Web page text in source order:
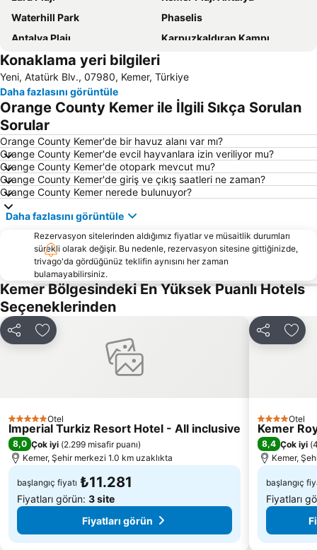
Waterhill Park
Phaselis
Antalya Plajı
Karpuzkaldıran Kampı
Kemer Merkez Batı Halk Plajı
Antalya Fuar Merkezi
Setur Antalya Marina
Ayışığı Plajı
Gazipaşa Öğretmenevi Plajı
Akdeniz Üniversitesi Tıp Fakültesi
Kaya Eagles Golf Club
Murat Paşa Cami
Tekirova Beach
Kemer Marina Antalya
Akseki
Adalet Sarayı
Düden Şelalesi
Antalya Akvaryum
Turist Plajı
Saklıkent Ski Resort
Lara Dido Plajı
Göynük kanyonu
ForFun
Beldibi Atatürk Parkı Halk Plajı 50th International Antalya Golden Orange Film Festival
Ayışığı Plajı
Çarşı Kemer
Mardan Spor Kompleksi
Migros
Antalya Müzesi
Plaj Cafe
Konaklama yeri bilgileri
Yeni, Atatürk Blv., 07980, Kemer, Türkiye
Daha fazlasını görüntüle
Orange County Kemer ile İlgili Sıkça Sorulan
Sorular
Orange County Kemer'de bir havuz alanı var mı?
Orange County Kemer'de evcil hayvanlara izin veriliyor mu?
Orange County Kemer'de otopark mevcut mu?
Orange County Kemer'de giriş ve çıkış saatleri ne zaman?
Orange County Kemer nerede bulunuyor?
Daha fazlasını görüntüle
Rezervasyon sitelerinden aldığımız fiyatlar ve müsaitlik durumları
sürekli olarak değişir. Bu nedenle, rezervasyon sitesine gittiğinizde,
trivago'da gördüğünüz teklifin aynısını her zaman
bulamayabilirsiniz.
Kemer Bölgesindeki En Yüksek Puanlı Hotels
Seçeneklerinden
Paylaş Favorilerime ekle
5 Yıldız Otel
Imperial Turkiz Resort Hotel - All inclusive
8,0 Çok iyi (2.299 misafir puanı)
Kemer, Şehir merkezi 1.0 km uzaklıkta
başlangıç fiyatı ₺11.281
Fiyatları görün: 3 site
Fiyatları görün
Paylaş
4 YıldızOtel
Kemer
8,4 Çok iyi (
Kemer,
başlangıç
Fiyatları